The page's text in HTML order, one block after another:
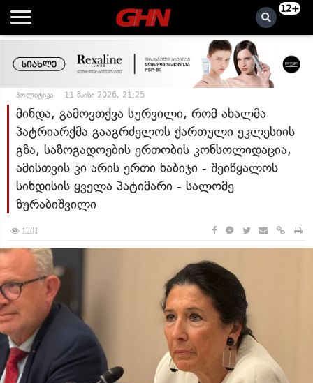
12+
პოლიტიკა 11 მაისი 2026, 21:25
მინდა, გამოვთქვა სურვილი, რომ ახალმა
პატრიარქმა გააგრძელოს ქართული ეკლესიის
გზა, საზოგადოების ერთობის კონსოლიდაცია,
ამისთვის კი არის ერთი ნაბიჯი - შეიწყალოს
სინდისის ყველა პატიმარი - სალომე
ზურაბიშვილი
1201